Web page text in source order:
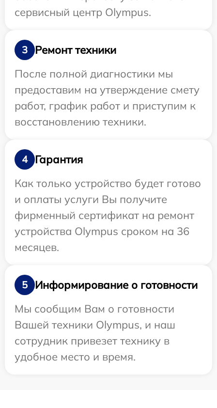
сервисный центр Olympus.
3
Ремонт техники
После полной диагностики мы
предоставим на утверждение смету
работ, график работ и приступим к
восстановлению техники.
4
Гарантия
Как только устройство будет готово
и оплаты услуги Вы получите
фирменный сертификат на ремонт
устройства Olympus сроком на 36
месяцев.
5
Информирование о готовности
Мы сообщим Вам о готовности
Вашей техники Olympus, и наш
сотрудник привезет технику в
удобное место и время.